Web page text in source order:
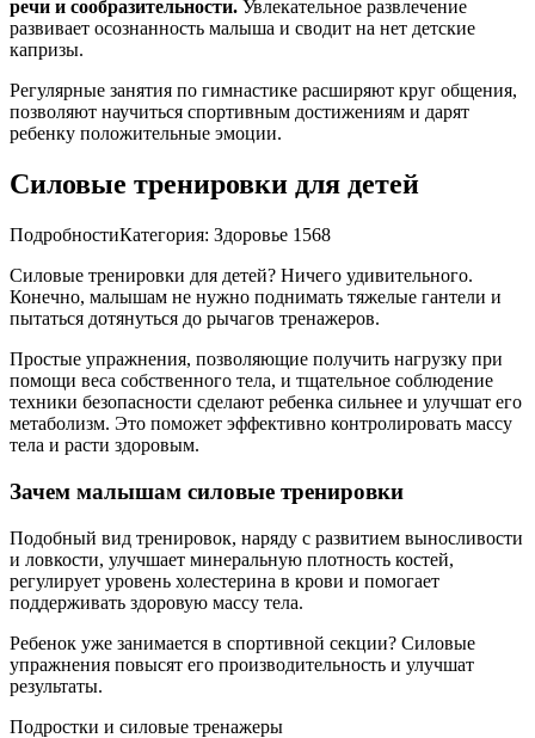
речи и сообразительности. Увлекательное развлечение
развивает осознанность малыша и сводит на нет детские
капризы.
Регулярные занятия по гимнастике расширяют круг общения,
позволяют научиться спортивным достижениям и дарят
ребенку положительные эмоции.
Силовые тренировки для детей
ПодробностиКатегория: Здоровье 1568
Силовые тренировки для детей? Ничего удивительного.
Конечно, малышам не нужно поднимать тяжелые гантели и
пытаться дотянуться до рычагов тренажеров.
Простые упражнения, позволяющие получить нагрузку при
помощи веса собственного тела, и тщательное соблюдение
техники безопасности сделают ребенка сильнее и улучшат его
метаболизм. Это поможет эффективно контролировать массу
тела и расти здоровым.
Зачем малышам силовые тренировки
Подобный вид тренировок, наряду с развитием выносливости
и ловкости, улучшает минеральную плотность костей,
регулирует уровень холестерина в крови и помогает
поддерживать здоровую массу тела.
Ребенок уже занимается в спортивной секции? Силовые
упражнения повысят его производительность и улучшат
результаты.
Подростки и силовые тренажеры